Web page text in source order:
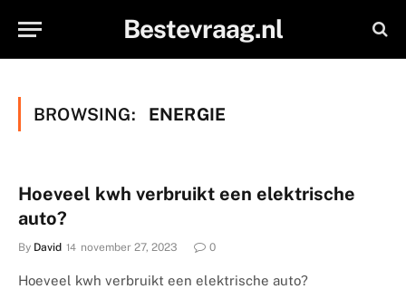
Bestevraag.nl
BROWSING: ENERGIE
Hoeveel kwh verbruikt een elektrische
auto?
By David november 27, 2023 0
Hoeveel kwh verbruikt een elektrische auto?